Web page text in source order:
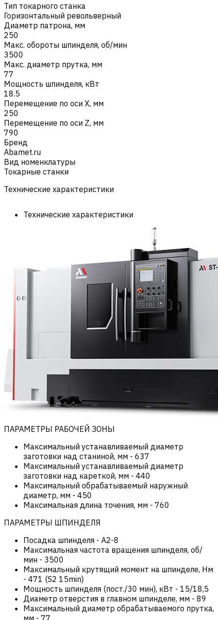
Тип токарного станка
Горизонтальный револьверный
Диаметр патрона, мм
250
Макс. обороты шпинделя, об/мин
3500
Макс. диаметр прутка, мм
77
Мощность шпинделя, кВт
18.5
Перемещение по оси X, мм
250
Перемещение по оси Z, мм
790
Бренд
Abamet.ru
Вид номенклатуры
Токарные станки
Технические характеристики
Технические характеристики
ПАРАМЕТРЫ РАБОЧЕЙ ЗОНЫ
Максимальный устанавливаемый диаметр
заготовки над станиной, мм - 637
Максимальный устанавливаемый диаметр
заготовки над кареткой, мм - 440
Максимальный обрабатываемый наружный
диаметр, мм - 450
Максимальная длина точения, мм - 760
ПАРАМЕТРЫ ШПИНДЕЛЯ
Посадка шпинделя - А2-8
Максимальная частота вращения шпинделя, об/
мин - 3500
Максимальный крутящий момент на шпинделе, Нм
- 471 (S2 15min)
Мощность шпинделя (пост./30 мин), кВт - 15/18,5
Диаметр отверстия в главном шпинделе, мм - 89
Максимальный диаметр обрабатываемого прутка,
мм - 77